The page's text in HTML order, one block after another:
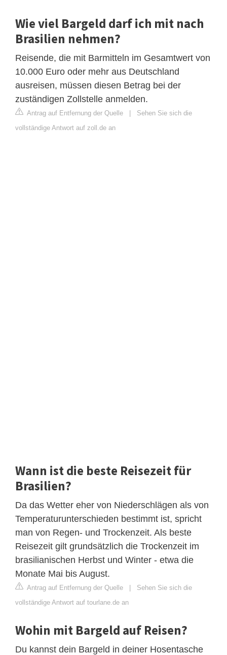
Wie viel Bargeld darf ich mit nach
Brasilien nehmen?
Reisende, die mit Barmitteln im Gesamtwert von
10.000 Euro oder mehr aus Deutschland
ausreisen, müssen diesen Betrag bei der
zuständigen Zollstelle anmelden.
Antrag auf Entfernung der Quelle | Sehen Sie sich die
vollständige Antwort auf zoll.de an
Wann ist die beste Reisezeit für
Brasilien?
Da das Wetter eher von Niederschlägen als von
Temperaturunterschieden bestimmt ist, spricht
man von Regen- und Trockenzeit. Als beste
Reisezeit gilt grundsätzlich die Trockenzeit im
brasilianischen Herbst und Winter - etwa die
Monate Mai bis August.
Antrag auf Entfernung der Quelle | Sehen Sie sich die
vollständige Antwort auf tourlane.de an
Wohin mit Bargeld auf Reisen?
Du kannst dein Bargeld in deiner Hosentasche